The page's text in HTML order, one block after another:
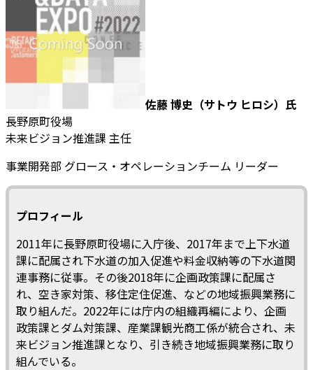
佐藤 博史（サトウ ヒロシ）氏
長野原町役場
未来ビジョン推進課 主任
事業開発部 グロース・オペレーションチーム リーダー
プロフィール
2011年に長野原町役場に入庁後、2017年まで上下水道
課に配属され下水道の加入促進や料金収納等の下水道関
連事務に従事。その後2018年に企画政策課に配属さ
れ、空き家対策、移住定住促進、などの地域振興業務に
取り組んだ。2022年には庁内の組織再編により、企画
政策課とダム対策課、産業課観光商工係が統合され、未
来ビジョン推進課となり、引き続き地域振興業務に取り
組んでいる。